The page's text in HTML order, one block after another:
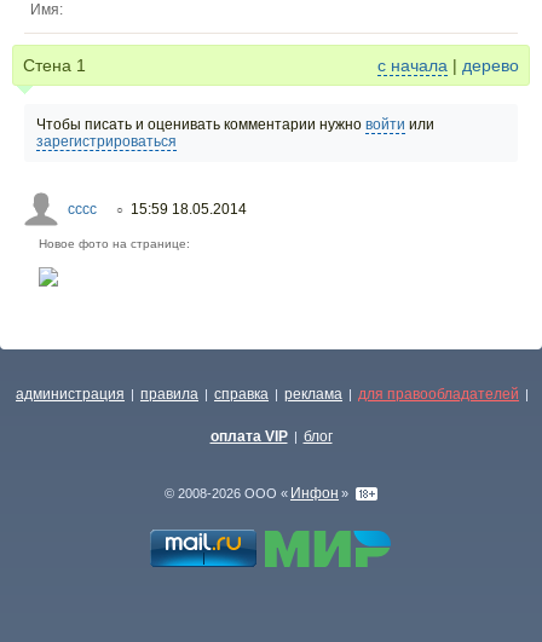
Имя:
Стена 1 с начала | дерево
Чтобы писать и оценивать комментарии нужно войти или
зарегистрироваться
сссс ○ 15:59 18.05.2014
Новое фото на странице:
администрация | правила | справка | реклама | для правообладателей |
оплата VIP | блог
© 2008-2026 ООО « Инфон »